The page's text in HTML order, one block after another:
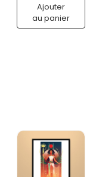
Ajouter
au panier